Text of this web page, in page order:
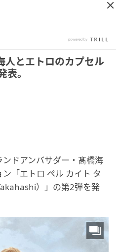
人とエトロのカプセル
表。
ドアンバサダー・髙橋海
「エトロ ペル カイト タ
）」の第2弾を発